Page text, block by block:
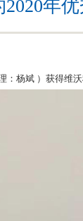
年
：杨斌 ）获得维